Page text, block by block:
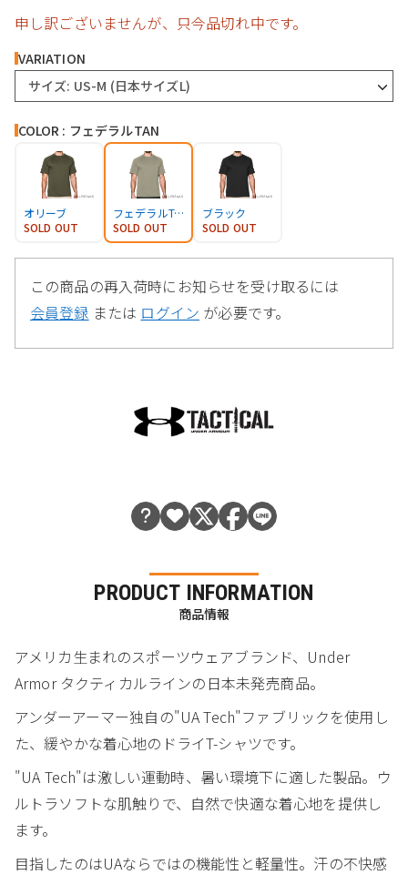
申し訳ございませんが、只今品切れ中です。
VARIATION
サイズ: US-M (日本サイズL)
COLOR : フェデラルTAN
オリーブ
SOLD OUT
フェデラルTAN
SOLD OUT
ブラック
SOLD OUT
この商品の再入荷時にお知らせを受け取るには
会員登録 または ログイン が必要です。
PRODUCT INFORMATION
商品情報
アメリカ生まれのスポーツウェアブランド、Under
Armor タクティカルラインの日本未発売商品。
アンダーアーマー独自の"UA Tech"ファブリックを使用し
た、緩やかな着心地のドライT-シャツです。
"UA Tech"は激しい運動時、暑い環境下に適した製品。ウ
ルトラソフトな肌触りで、自然で快適な着心地を提供し
ます。
目指したのはUAならではの機能性と軽量性。汗の不快感